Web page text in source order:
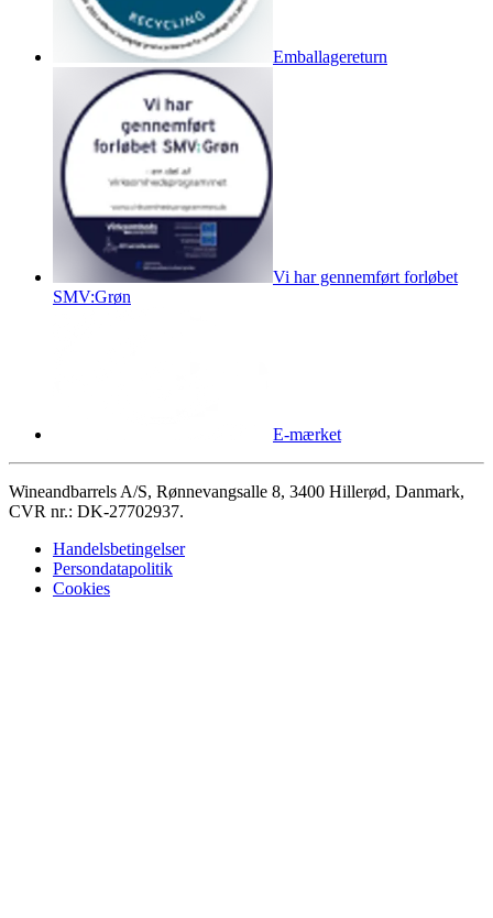
Emballagereturn
Vi har gennemført forløbet
SMV:Grøn
E-mærket
Wineandbarrels A/S, Rønnevangsalle 8, 3400 Hillerød, Danmark,
CVR nr.: DK-27702937.
Handelsbetingelser
Persondatapolitik
Cookies